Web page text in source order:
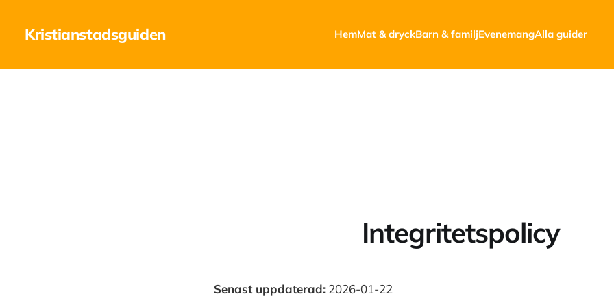
Kristianstadsguiden HemMat & dryckBarn & familjEvenemangAlla guider
Integritetspolicy
Senast uppdaterad: 2026-01-22